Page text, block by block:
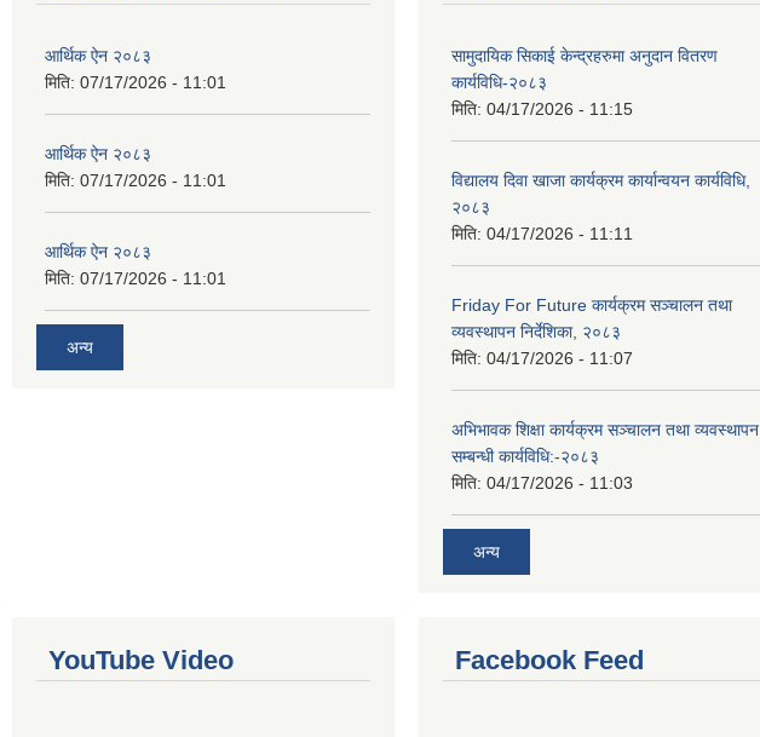
आर्थिक ऐन २०८३
मिति: 07/17/2026 - 11:01
आर्थिक ऐन २०८३
मिति: 07/17/2026 - 11:01
आर्थिक ऐन २०८३
मिति: 07/17/2026 - 11:01
अन्य
सामुदायिक सिकाई केन्द्रहरुमा अनुदान वितरण
कार्यविधि-२०८३
मिति: 04/17/2026 - 11:15
विद्यालय दिवा खाजा कार्यक्रम कार्यान्वयन कार्यविधि,
२०८३
मिति: 04/17/2026 - 11:11
Friday For Future कार्यक्रम सञ्चालन तथा
व्यवस्थापन निर्देशिका, २०८३
मिति: 04/17/2026 - 11:07
अभिभावक शिक्षा कार्यक्रम सञ्चालन तथा व्यवस्थापन
सम्बन्धी कार्यविधि:-२०८३
मिति: 04/17/2026 - 11:03
अन्य
YouTube Video Facebook Feed